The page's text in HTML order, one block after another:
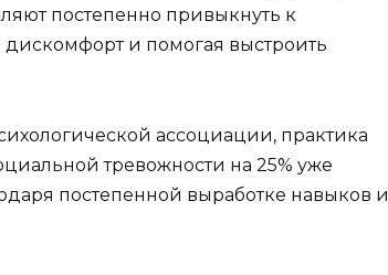
постепенно привыкнуть к
и помогая выстроить
ассоциации, практика
тревожности на 25% уже
постепенной выработке навыков и